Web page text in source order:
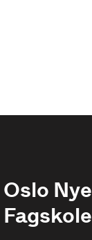
Oslo Nye
Fagskole